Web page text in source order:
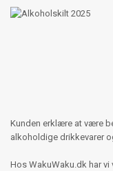
Kunden erklære at være
alkoholdige drikkevarer
Hos WakuWaku.dk har